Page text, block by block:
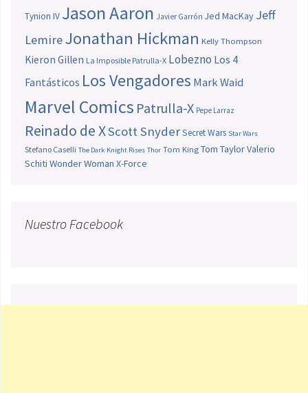
Tynion IV Jason Aaron Javier Garrón Jed MacKay Jeff
LemireJonathan Hickman Kelly Thompson
Kieron Gillen La Imposible Patrulla-X Lobezno Los 4
Fantásticos Los Vengadores Mark Waid
Marvel Comics Patrulla-X Pepe Larraz
Reinado de XScott SnyderSecret Wars Star Wars
Stefano Caselli The Dark Knight Rises Thor Tom King Tom TaylorValerio
Schiti Wonder Woman X-Force
Nuestro Facebook